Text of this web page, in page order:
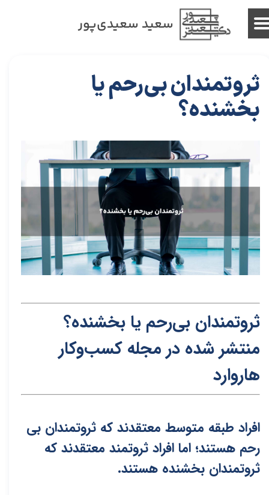
سعید سعیدی‌پور
ثروتمندان بی‌رحم یا
بخشنده؟
ثروتمندان بی‌رحم یا بخشنده؟
منتشر شده در مجله کسب‌و‌کار
هاروارد
افراد طبقه متوسط معتقدند که ثروتمندان بی
رحم هستند؛ اما افراد ثروتمند معتقدند که
ثروتمندان بخشنده هستند.